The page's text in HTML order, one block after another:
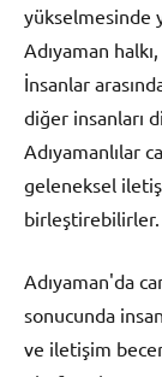
yükselmesinde
Adıyaman
İnsanlar
diğer insanları
Adıyamanlılar
geleneksel
birleştirebilirler.
Adıyaman'da
sonucunda
ve iletişim